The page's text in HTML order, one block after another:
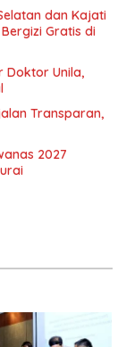
dan Kajati
Gratis di
Doktor Unila,
Transparan,
2027